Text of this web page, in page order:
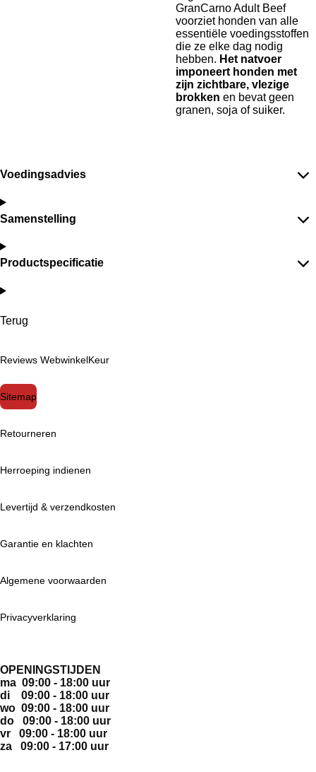
GranCarno Adult Beef
voorziet honden van alle
essentiële voedingsstoffen
die ze elke dag nodig
hebben. Het natvoer
imponeert honden met
zijn zichtbare, vlezige
brokken en bevat geen
granen, soja of suiker.
Voedingsadvies
Samenstelling
Productspecificatie
Terug
Reviews WebwinkelKeur
Sitemap
Retourneren
Herroeping indienen
Levertijd & verzendkosten
Garantie en klachten
Algemene voorwaarden
Privacyverklaring
OPENINGSTIJDEN
ma 09:00 - 18:00 uur
di 09:00 - 18:00 uur
wo 09:00 - 18:00 uur
do 09:00 - 18:00 uur
vr 09:00 - 18:00 uur
za 09:00 - 17:00 uur